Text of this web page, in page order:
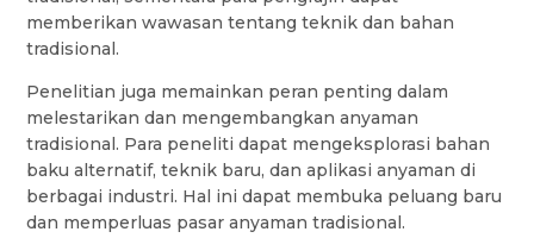
memberikan wawasan tentang teknik dan bahan
tradisional.
Penelitian juga memainkan peran penting dalam
melestarikan dan mengembangkan anyaman
tradisional. Para peneliti dapat mengeksplorasi bahan
baku alternatif, teknik baru, dan aplikasi anyaman di
berbagai industri. Hal ini dapat membuka peluang baru
dan memperluas pasar anyaman tradisional.